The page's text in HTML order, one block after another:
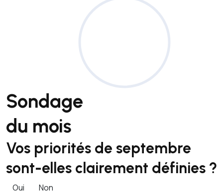
Sondage
du mois
Vos priorités de septembre
sont-elles clairement définies ?
Oui
Non